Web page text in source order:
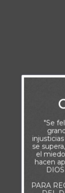
"Se
se
el
hacen
PARA